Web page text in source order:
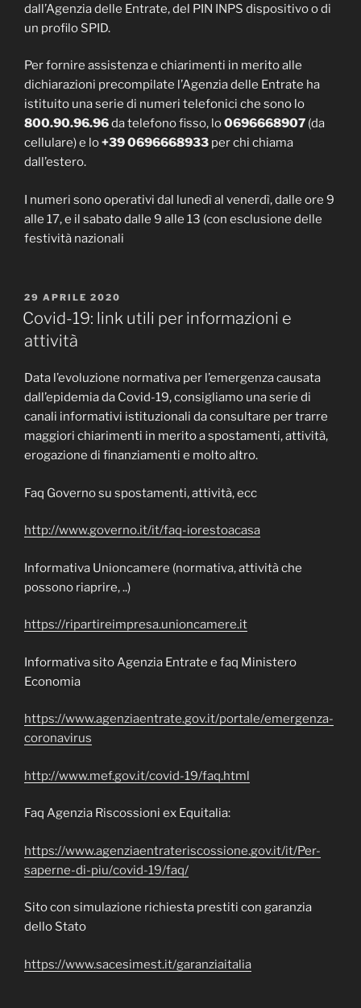
dall’Agenzia delle Entrate, del PIN INPS dispositivo o di
un profilo SPID.
Per fornire assistenza e chiarimenti in merito alle
dichiarazioni precompilate l’Agenzia delle Entrate ha
istituito una serie di numeri telefonici che sono lo
800.90.96.96da telefono fisso, lo0696668907 (da
cellulare) e lo+39 0696668933 per chi chiama
dall’estero.
I numeri sono operativi dal lunedì al venerdì, dalle ore 9
alle 17, e il sabato dalle 9 alle 13 (con esclusione delle
festività nazionali
PUBBLICATO
IL
29 APRILE 2020
Covid-19: link utili per informazioni e
attività
Data l’evoluzione normativa per l’emergenza causata
dall’epidemia da Covid-19, consigliamo una serie di
canali informativi istituzionali da consultare per trarre
maggiori chiarimenti in merito a spostamenti, attività,
erogazione di finanziamenti e molto altro.
Faq Governo su spostamenti, attività, ecc
http://www.governo.it/it/faq-iorestoacasa
Informativa Unioncamere (normativa, attività che
possono riaprire, ..)
https://ripartireimpresa.unioncamere.it
Informativa sito Agenzia Entrate e faq Ministero
Economia
https://www.agenziaentrate.gov.it/portale/emergenza-
coronavirus
http://www.mef.gov.it/covid-19/faq.html
Faq Agenzia Riscossioni ex Equitalia:
https://www.agenziaentrateriscossione.gov.it/it/Per-
saperne-di-piu/covid-19/faq/
Sito con simulazione richiesta prestiti con garanzia
dello Stato
https://www.sacesimest.it/garanziaitalia